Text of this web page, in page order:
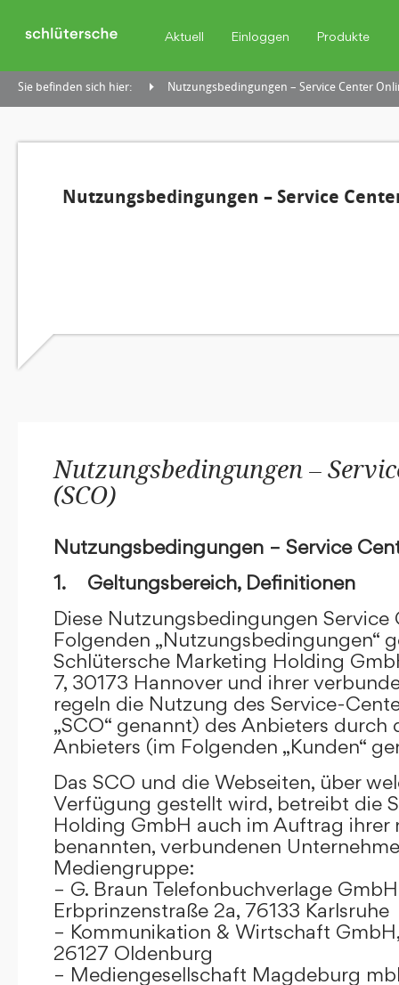
Aktuell Einloggen Produkte
Sie befinden sich hier: Nutzungsbedingungen – Service Center
Nutzungsbedingungen – Service
Nutzungsbedingungen –
(SCO)
Nutzungsbedingungen – Service
1. Geltungsbereich, Definitionen
Diese Nutzungsbedingungen Service
Folgenden „Nutzungsbedingungen“
Schlütersche Marketing Holding
7, 30173 Hannover und ihrer
regeln die Nutzung des Service-
„SCO“ genannt) des Anbieters durch
Anbieters (im Folgenden „Kunden“
Das SCO und die Webseiten, über
Verfügung gestellt wird, betreibt die
Holding GmbH auch im Auftrag ihrer
benannten, verbundenen
Mediengruppe:
– G. Braun Telefonbuchverlage GmbH
Erbprinzenstraße 2a, 76133 Karlsruhe
– Kommunikation & Wirtschaft
26127 Oldenburg
– Mediengesellschaft Magdeburg